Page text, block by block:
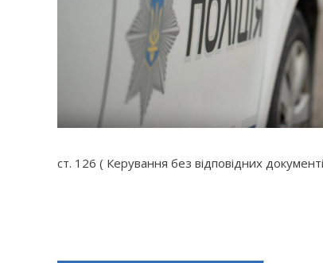
ст. 126 ( Керування без відповідних